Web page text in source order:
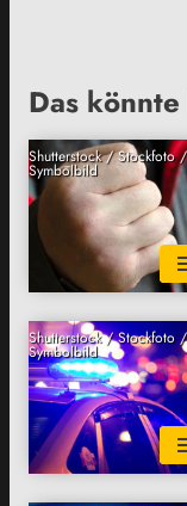
Das
Shutterstock / Stockfoto /
Symbolbild
Shutterstock / Stockfoto /
Symbolbild